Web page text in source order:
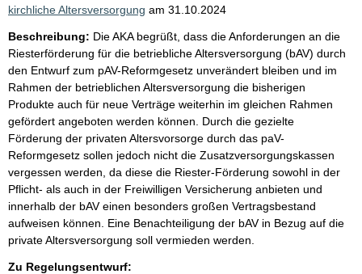
kirchliche Altersversorgung am 31.10.2024
Beschreibung: Die AKA begrüßt, dass die Anforderungen an die
Riesterförderung für die betriebliche Altersversorgung (bAV) durch
den Entwurf zum pAV-Reformgesetz unverändert bleiben und im
Rahmen der betrieblichen Altersversorgung die bisherigen
Produkte auch für neue Verträge weiterhin im gleichen Rahmen
gefördert angeboten werden können. Durch die gezielte
Förderung der privaten Altersvorsorge durch das paV-
Reformgesetz sollen jedoch nicht die Zusatzversorgungskassen
vergessen werden, da diese die Riester-Förderung sowohl in der
Pflicht- als auch in der Freiwilligen Versicherung anbieten und
innerhalb der bAV einen besonders großen Vertragsbestand
aufweisen können. Eine Benachteiligung der bAV in Bezug auf die
private Altersversorgung soll vermieden werden.
Zu Regelungsentwurf: